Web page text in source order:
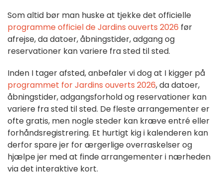
Som altid bør man huske at tjekke det officielle
programme officiel de Jardins ouverts 2026 før
afrejse, da datoer, åbningstider, adgang og
reservationer kan variere fra sted til sted.
Inden I tager afsted, anbefaler vi dog at I kigger på
programmet for Jardins ouverts 2026, da datoer,
åbningstider, adgangsforhold og reservationer kan
variere fra sted til sted. De fleste arrangementer er
ofte gratis, men nogle steder kan kræve entré eller
forhåndsregistrering. Et hurtigt kig i kalenderen kan
derfor spare jer for ærgerlige overraskelser og
hjælpe jer med at finde arrangementer i nærheden
via det interaktive kort.